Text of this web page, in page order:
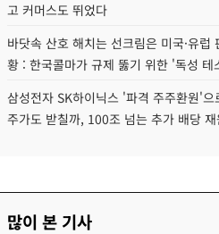
고 커머스도 뛰었다
바닷속 산호 해치는 선크림은 미국·유럽
황 : 한국콜마가 규제 뚫기 위한 '독성 테
삼성전자 SK하이닉스 '파격 주주환원'으
주가도 받칠까, 100조 넘는 추가 배당
많이 본 기사